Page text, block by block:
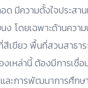
มีความตั้งใจประสา
ง โดยเฉพาะด้านควา
เขียว พื้นที่สวนสาธา
งเหล่านี้ ต้องมีการเชื่
ละการพัฒนาการศึกษ